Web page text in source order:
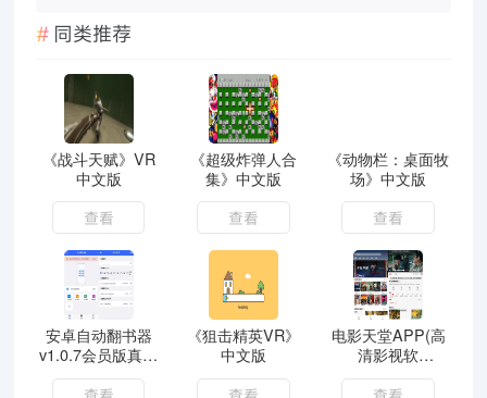
同类推荐
《战斗天赋》VR
中文版
查看
《超级炸弹人合
集》中文版
查看
《动物栏：桌面牧
场》中文版
查看
安卓自动翻书器
v1.0.7会员版真正
懒人式阅读
《狙击精英VR》
中文版
电影天堂APP(高
清影视软
件)v2.1.1.0去广告
版